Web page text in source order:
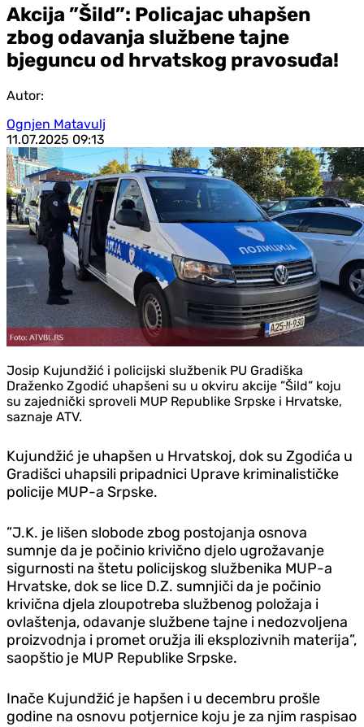
Akcija ”Šild”: Policajac uhapšen
zbog odavanja službene tajne
bjeguncu od hrvatskog pravosuđa!
Autor:
Ognjen Matavulj
11.07.2025 09:13
Josip Kujundžić i policijski službenik PU Gradiška
Draženko Zgodić uhapšeni su u okviru akcije ”Šild” koju
su zajednički sproveli MUP Republike Srpske i Hrvatske,
saznaje ATV.
Kujundžić je uhapšen u Hrvatskoj, dok su Zgodića u
Gradišci uhapsili pripadnici Uprave kriminalističke
policije MUP-a Srpske.
”J.K. je lišen slobode zbog postojanja osnova
sumnje da je počinio krivično djelo ugrožavanje
sigurnosti na štetu policijskog službenika MUP-a
Hrvatske, dok se lice D.Z. sumnjiči da je počinio
krivična djela zloupotreba službenog položaja i
ovlaštenja, odavanje službene tajne i nedozvoljena
proizvodnja i promet oružja ili eksplozivnih materija”,
saopštio je MUP Republike Srpske.
Inače Kujundžić je hapšen i u decembru prošle
godine na osnovu potjernice koju je za njim raspisao